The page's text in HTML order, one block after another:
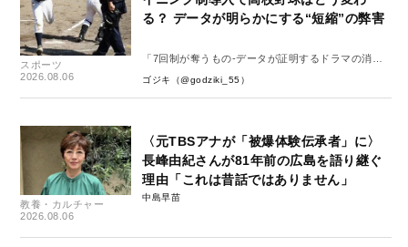
スポーツ
2026.08.06
る？ データが明らかにする“短縮”の弊害
「7回制が奪うもの-データが証明するドラマの消
失-」
ゴジキ（@godziki_55）
教養・カルチャー
2026.08.06
〈元TBSアナが「被爆体験伝承者」に〉
長峰由紀さんが81年前の広島を語り継ぐ
理由「これは昔話ではありません」
中島早苗